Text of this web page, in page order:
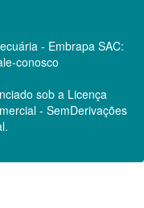
- Embrapa SAC:
conosco
sob a Licença
- SemDerivações